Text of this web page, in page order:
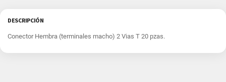
DESCRIPCIÓN
Conector Hembra (terminales macho) 2 Vias T 20 pzas.